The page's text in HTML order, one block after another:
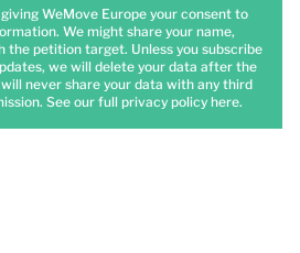
WeMove Europe your consent to
We might share your name,
the petition target. Unless you subscribe
we will delete your data after the
never share your data with any third
See our full privacy policy here.